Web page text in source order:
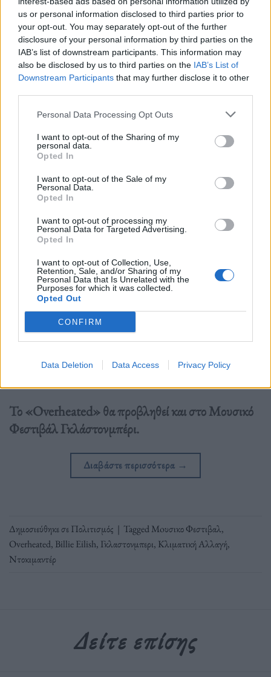
us or personal information disclosed to third parties prior to
your opt-out. You may separately opt-out of the further
disclosure of your personal information by third parties on the
IAB’s list of downstream participants. This information may
also be disclosed by us to third parties on the IAB’s List of
Downstream Participants that may further disclose it to other
Personal Data Processing Opt Outs
I want to opt-out of the Sharing of my
personal data.
Opted In
I want to opt-out of the Sale of my
Personal Data.
Opted In
I want to opt-out of processing my
Personal Data for Targeted Advertising.
Opted In
I want to opt-out of Collection, Use,
Retention, Sale, and/or Sharing of my
Personal Data that Is Unrelated with the
Purposes for which it was collected.
Opted Out
CONFIRM
Data Deletion Data Access Privacy Policy
H Βillie Eilish πρωταγωνιστεί σε ντοκιμαντέρ για την
κλιματική αλλαγή
Το «Overheated» θα προβληθεί και στο
Το «Overheated» θα προβληθεί και στο Μουσικό
Φεστιβάλ Γκλάστονμπέρι.
Διαβάστε περισσότερα →
Δημοσιεύθηκε σεΠολιτισμός | TaggedMoυσικο Φεστιβαλ,
Overheated, Βillie Eilish, Γκλαστονμπερι, Κλιματική Αλλαγή,
Ντοκιμαντέρ
Δείτε επίσης